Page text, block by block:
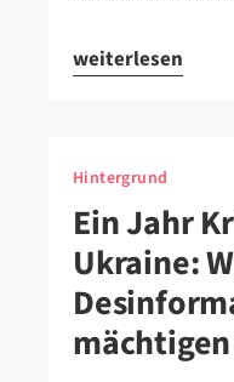
weiterlesen
Hintergrund
Ein Jahr
Ukraine: